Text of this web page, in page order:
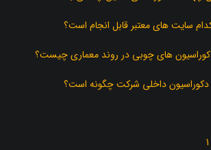
سایت های معتبر قابل انجام است؟
های چوبی در روند معماری چیست؟
دکوراسیون داخلی شرکت چگونه است؟